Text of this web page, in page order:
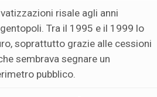
risale agli anni
Tra il 1995 e il 1999 lo
soprattutto grazie alle cessioni
sembrava segnare un
pubblico.